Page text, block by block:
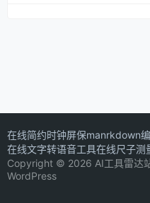
在线简约时钟屏保manrkdown
在线文字转语音工具在线尺子测
Copyright © 2026 AI工具雷达
WordPress